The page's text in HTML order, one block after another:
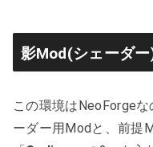
影Mod(シェーダ
この環境はNeoForgeな
ーダー用Modと、前提